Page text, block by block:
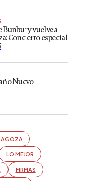
Bunbury vuelve a
Concierto especial
Nuevo
LO MEJOR
FIRMAS